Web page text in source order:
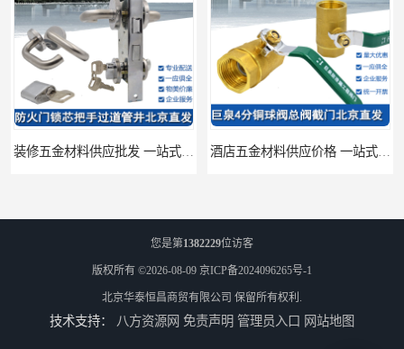
您是第1382229位访客
版权所有 ©2026-08-09 京ICP备2024096265号-1
北京华泰恒昌商贸有限公司 保留所有权利.
技术支持： 八方资源网 免责声明 管理员入口 网站地图